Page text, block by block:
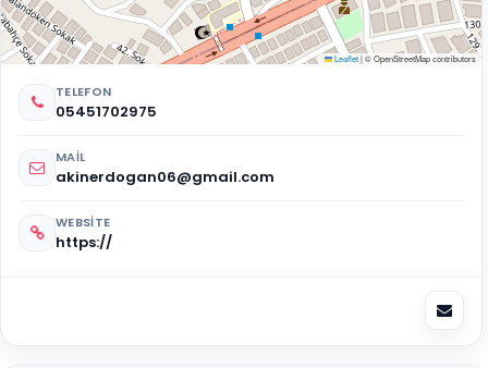
Leaflet|© OpenStreetMap contributors
TELEFON
05451702975
MAIL
akinerdogan06@gmail.com
WEBSITE
https://